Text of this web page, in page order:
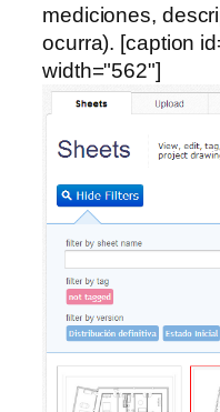
mediciones,
ocurra). [caption
width="562"]